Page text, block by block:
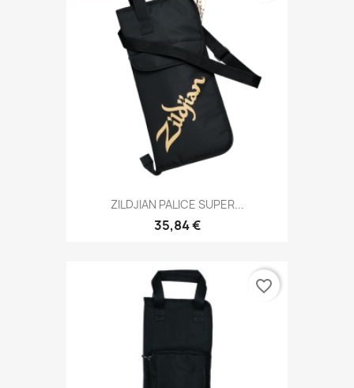
ZILDJIAN PALICE SUPER...
35,84 €
favorite_border